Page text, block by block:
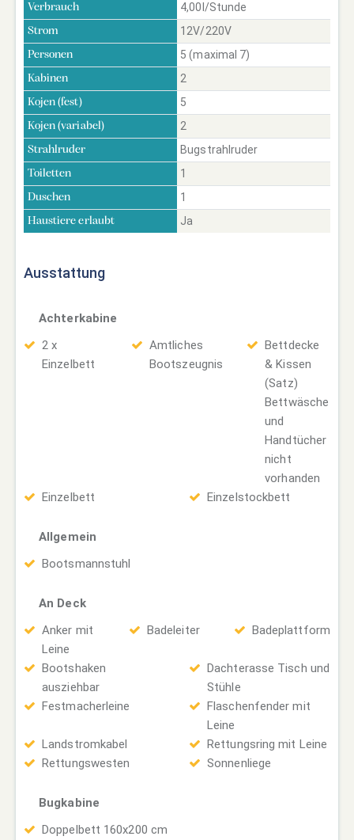
Verbrauch 4,00l/Stunde
Strom 12V/220V
Personen 5 (maximal 7)
Kabinen 2
Kojen (fest) 5
Kojen (variabel) 2
Strahlruder Bugstrahlruder
Toiletten 1
Duschen 1
Haustiere erlaubt Ja
Ausstattung
Achterkabine
2 x
Einzelbett
Amtliches
Bootszeugnis
Bettdecke
& Kissen
(Satz)
Bettwäsche
und
Handtücher
nicht
vorhanden
Einzelbett
Einzelstockbett
Allgemein
Bootsmannstuhl
An Deck
Anker mit
Leine
Badeleiter Badeplattform
Bootshaken
ausziehbar
Dachterasse Tisch und
Stühle
Festmacherleine
Flaschenfender mit
Leine
Landstromkabel
Rettungsring mit Leine
Rettungswesten
Sonnenliege
Bugkabine
Doppelbett 160x200 cm